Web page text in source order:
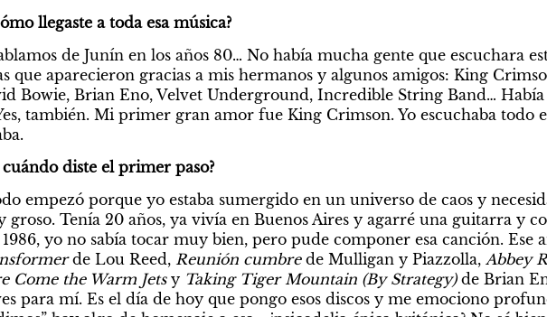
llegaste a toda esa música?
de Junín en los años 80… No había mucha gente que escuchara
que aparecieron gracias a mis hermanos y algunos amigos: King
Bowie, Brian Eno, Velvet Underground, Incredible String Band…
también. Mi primer gran amor fue King Crimson. Yo escuchaba todo
cuándo diste el primer paso?
empezó porque yo estaba sumergido en un universo de caos y
groso. Tenía 20 años, ya vivía en Buenos Aires y agarré una guitarra y
de Lou Reed, Reunión cumbre de Mulligan y Piazzolla, Abbey
Come the Warm Jets y Taking Tiger Mountain (By Strategy) de Brian
para mí. Es el día de hoy que pongo esos discos y me emociono